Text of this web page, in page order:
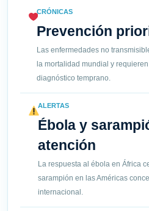
CRÓNICAS
Prevención
Las enfermedades no
la mortalidad mundial y
diagnóstico temprano.
ALERTAS
Ébola y
atención
La respuesta al ébola en África
sarampión en las Américas
internacional.